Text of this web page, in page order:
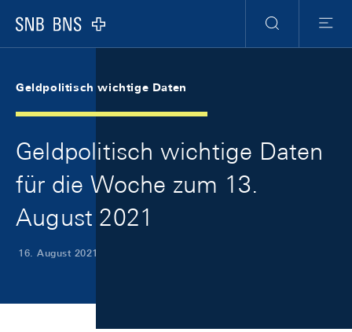
Logo
Suche
Menu
Geldpolitisch wichtige Daten
Geldpolitisch wichtige Daten
für die Woche zum 13.
August 2021
16. August 2021